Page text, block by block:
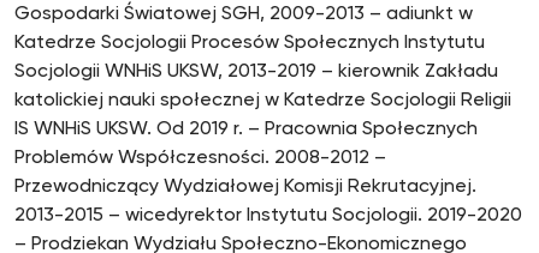
Gospodarki Światowej SGH, 2009-2013 – adiunkt w
Katedrze Socjologii Procesów Społecznych Instytutu
Socjologii WNHiS UKSW, 2013-2019 – kierownik Zakładu
katolickiej nauki społecznej w Katedrze Socjologii Religii
IS WNHiS UKSW. Od 2019 r. – Pracownia Społecznych
Problemów Współczesności. 2008-2012 –
Przewodniczący Wydziałowej Komisji Rekrutacyjnej.
2013-2015 – wicedyrektor Instytutu Socjologii. 2019-2020
– Prodziekan Wydziału Społeczno-Ekonomicznego